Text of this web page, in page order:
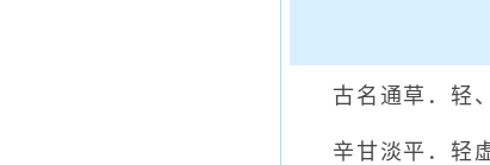
古名通草．轻
辛甘淡平．轻